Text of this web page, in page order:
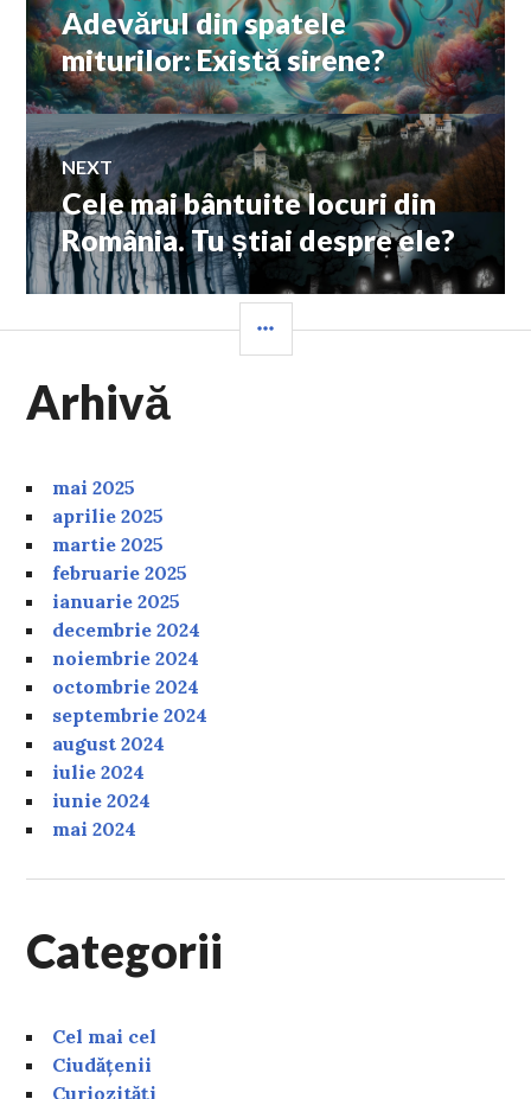
în
articole
Previous
post:
Adevărul din spatele
miturilor: Există sirene?
NEXT
Next
post:
Cele mai bântuite locuri din
România. Tu știai despre ele?
Arhivă
mai 2025
aprilie 2025
martie 2025
februarie 2025
ianuarie 2025
decembrie 2024
noiembrie 2024
octombrie 2024
septembrie 2024
august 2024
iulie 2024
iunie 2024
mai 2024
Categorii
Cel mai cel
Ciudățenii
Curiozități